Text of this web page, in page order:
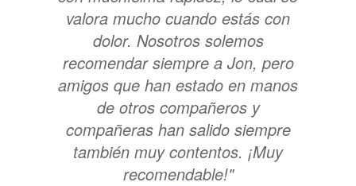
valora mucho cuando estás con
dolor. Nosotros solemos
recomendar siempre a Jon, pero
amigos que han estado en manos
de otros compañeros y
compañeras han salido siempre
también muy contentos. ¡Muy
recomendable!"